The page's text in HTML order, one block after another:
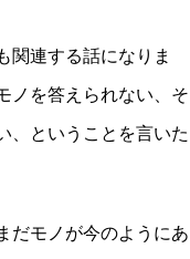
関連する話になりま
ノを答えられない、そ
、ということを言いた
だモノが今のようにあ